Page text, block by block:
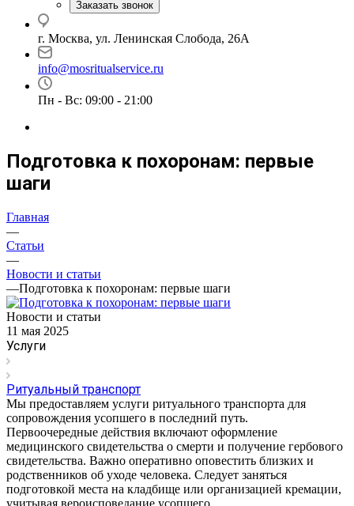
Заказать звонок
г. Москва, ул. Ленинская Слобода, 26А
info@mosritualservice.ru
Пн - Вс: 09:00 - 21:00
Подготовка к похоронам: первые
шаги
Главная
—
Статьи
—
Новости и статьи
—Подготовка к похоронам: первые шаги
Новости и статьи
11 мая 2025
Услуги
Ритуальный транспорт
Мы предоставляем услуги ритуального транспорта для
сопровождения усопшего в последний путь.
Первоочередные действия включают оформление
медицинского свидетельства о смерти и получение гербового
свидетельства. Важно оперативно оповестить близких и
родственников об уходе человека. Следует заняться
подготовкой места на кладбище или организацией кремации,